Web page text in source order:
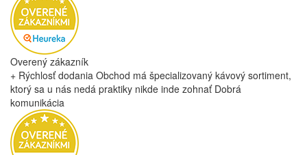
Overený zákazník
+ Rýchlosť dodania Obchod má špecializovaný kávový sortiment,
ktorý sa u nás nedá praktiky nikde inde zohnať Dobrá
komunikácia